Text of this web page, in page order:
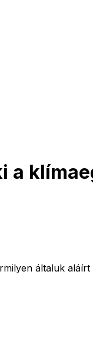
a
általuk